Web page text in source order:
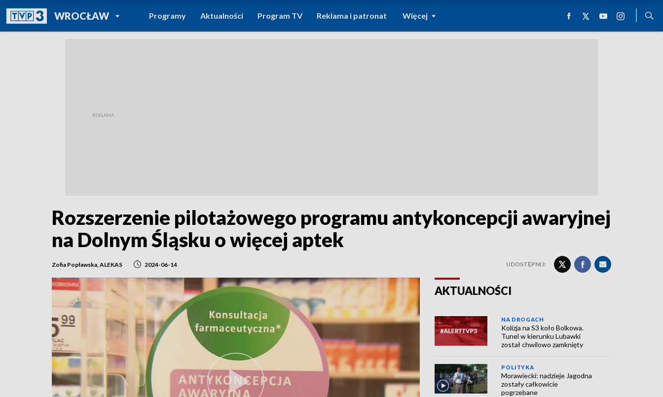
WROCŁAWPOWRÓT DO
TVP REGIONY
Programy Aktualności Program TV Reklama i patronat Więcej
Rozszerzenie pilotażowego programu antykoncepcji awaryjnej
na Dolnym Śląsku o więcej aptek
Zofia Popławska, ALEKAS 2024-06-14 UDOSTĘPNIJ:
AKTUALNOŚCI
NA DROGACH
Kolizja na S3 koło Bolkowa.
Tunel w kierunku Lubawki
został chwilowo zamknięty
POLITYKA
Morawiecki: nadzieje Jagodna
zostały całkowicie
pogrzebane